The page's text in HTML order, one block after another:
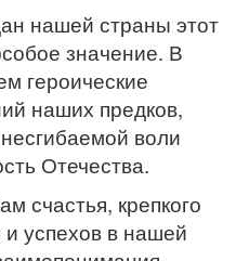
нашей страны этот
значение. В
героические
наших предков,
воли
Отечества.
счастья, крепкого
и успехов в нашей